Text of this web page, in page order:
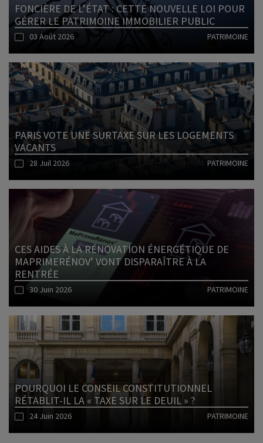
FONCIÈRE DE L’ÉTAT : CETTE NOUVELLE LOI POUR
GÉRER LE PATRIMOINE IMMOBILIER PUBLIC
03 Août 2026 PATRIMOINE
Lire l'article
PARIS VOTE UNE SURTAXE SUR LES LOGEMENTS
VACANTS
28 Juil 2026 PATRIMOINE
Lire l'article
CES AIDES À LA RÉNOVATION ÉNERGÉTIQUE DE
MAPRIMERÉNOV’ VONT DISPARAÎTRE À LA
RENTRÉE
30 Juin 2026 PATRIMOINE
Lire l'article
POURQUOI LE CONSEIL CONSTITUTIONNEL
RÉTABLIT-IL LA « TAXE SUR LE DEUIL » ?
24 Juin 2026 PATRIMOINE